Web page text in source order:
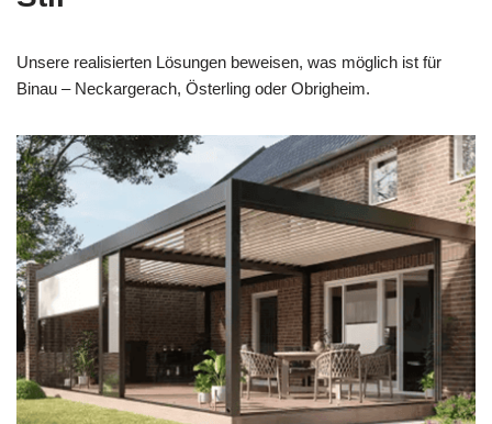
Unsere realisierten Lösungen beweisen, was möglich ist für
Binau – Neckargerach, Österling oder Obrigheim.